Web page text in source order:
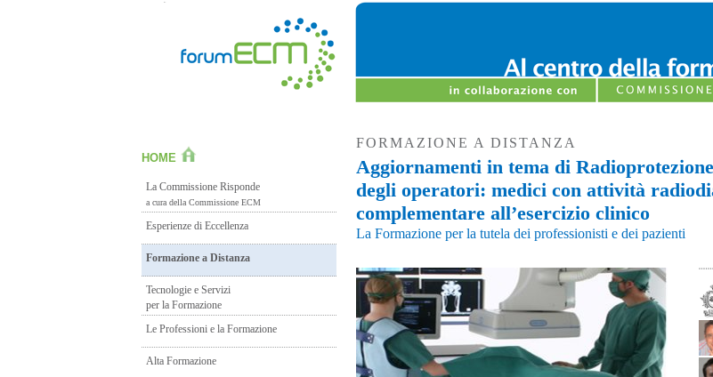
HOME
La Commissione Risponde
a cura della Commissione ECM
Esperienze di Eccellenza
Formazione a Distanza
Tecnologie e Servizi
per la Formazione
Le Professioni e la Formazione
Alta Formazione
FORMAZIONE A DISTANZA
Aggiornamenti in tema di
degli operatori: medici con attività
complementare all’esercizio clinico
La Formazione per la tutela dei professionisti e dei pazienti